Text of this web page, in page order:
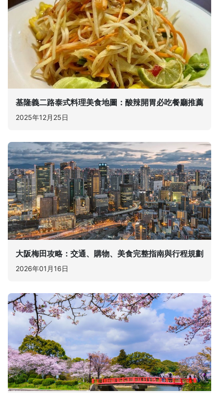
基隆義二路泰式料理美食地圖：酸辣開胃必吃餐廳推薦
2025年12月25日
大阪梅田攻略：交通、購物、美食完整指南與行程規劃
2026年01月16日